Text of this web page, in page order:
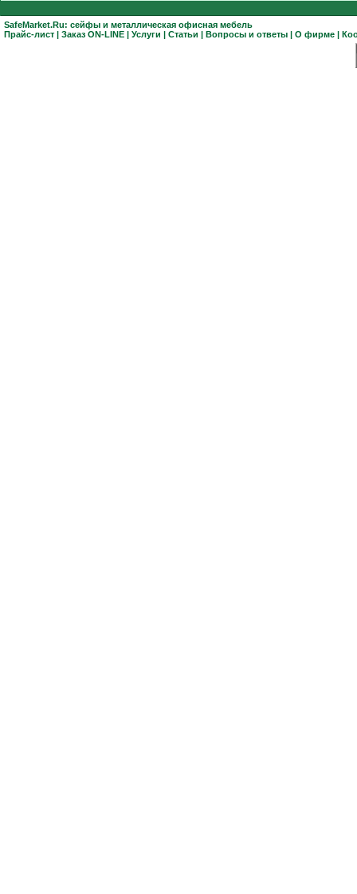
SafeMarket.Ru: сейфы и металлическая офисная мебель
Прайс-лист | Заказ ON-LINE | Услуги | Статьи | Вопросы и ответы | О фирме |